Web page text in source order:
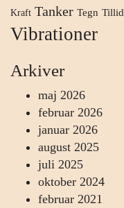
Kraft Tanker Tegn Tillid
Vibrationer
Arkiver
maj 2026
februar 2026
januar 2026
august 2025
juli 2025
oktober 2024
februar 2021